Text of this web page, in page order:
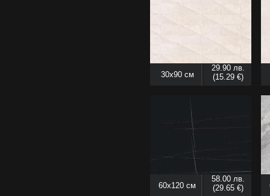
30x90 см
29.90 лв.
(15.29 €)
60x120 см
58.00 лв.
(29.65 €)